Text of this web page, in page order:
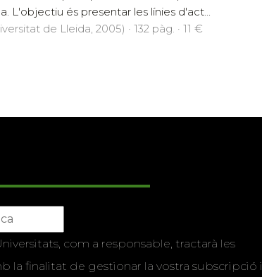
L'objectiu és presentar les línies d'act...
de Lleida, 2005) · 132 pàg. · 11 €
com a responsable, tractarà les
la finalitat de gestionar la vostra subscripció i